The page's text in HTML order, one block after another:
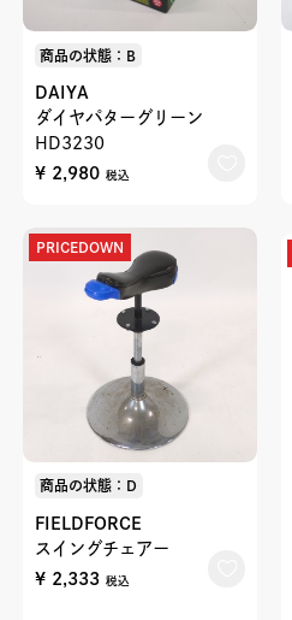
商品の状態：B
DAIYA
ダイヤパターグリーン
HD3230
¥ 2,980 税込
PRICEDOWN
商品の状態：D
FIELDFORCE
スイングチェアー
¥ 2,333 税込